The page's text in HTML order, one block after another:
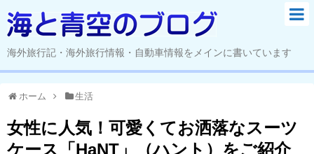
海外旅行記・海外旅行情報・自動車情報をメインに書いています
ホーム 生活
女性に人気！可愛くてお洒落なスーツ
ケース「HaNT」（ハント）をご紹介